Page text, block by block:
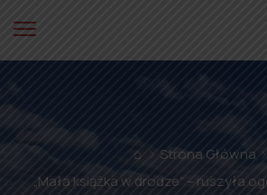
⌂
Strona Główna
„Mała książka w drodze” – ruszyła